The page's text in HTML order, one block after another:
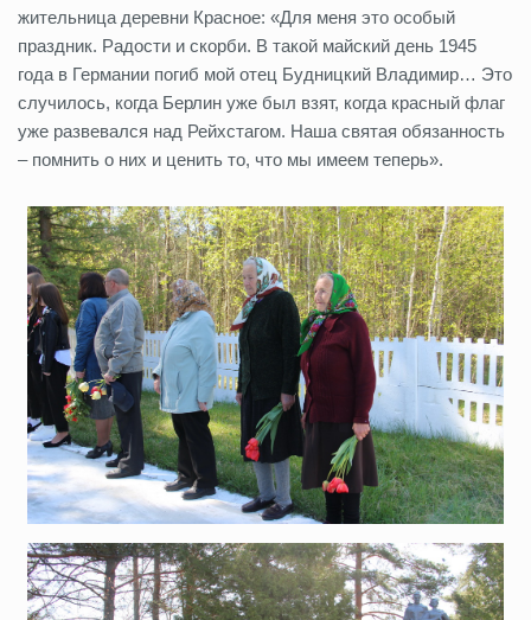
жительница деревни Красное: «Для меня это особый
праздник. Радости и скорби. В такой майский день 1945
года в Германии погиб мой отец Будницкий Владимир… Это
случилось, когда Берлин уже был взят, когда красный флаг
уже развевался над Рейхстагом. Наша святая обязанность
– помнить о них и ценить то, что мы имеем теперь».